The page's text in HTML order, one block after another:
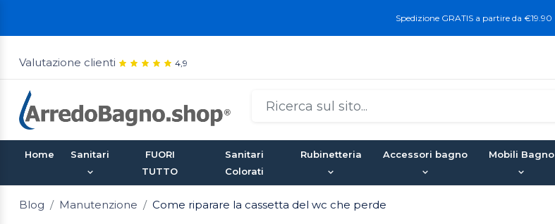
Spedizione GRATIS a partire da €19.90
Valutazione clienti 4,9
Home Sanitari
FUORI
TUTTO
Sanitari
Colorati
Rubinetteria Accessori bagno Mobili Bagno
Blog Manutenzione Come riparare la cassetta del wc che perde